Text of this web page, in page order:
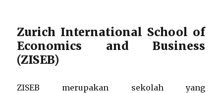
Zurich International School of
Economics and Business
(ZISEB)
ZISEB merupakan sekolah yang